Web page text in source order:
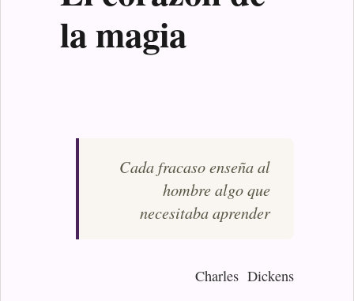
la magia
Cada fracaso enseña al
hombre algo que
necesitaba aprender
Charles Dickens